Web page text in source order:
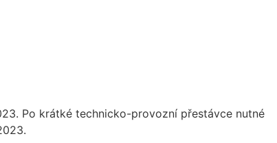
Po krátké technicko-provozní přestávce nutné